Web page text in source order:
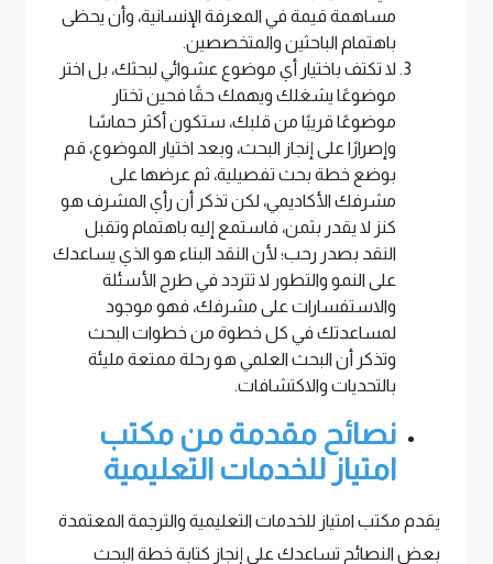
مساهمة قيمة في المعرفة الإنسانية، وأن يحظى
باهتمام الباحثين والمتخصصين.
لا تكتف باختيار أي موضوع عشوائي لبحثك، بل اختر
موضوعًا يشغلك ويهمك حقًا فحين تختار
موضوعًا قريبًا من قلبك، ستكون أكثر حماسًا
وإصرارًا على إنجاز البحث، وبعد اختيار الموضوع، قم
بوضع خطة بحث تفصيلية، ثم عرضها على
مشرفك الأكاديمي، لكن تذكر أن رأي المشرف هو
كنز لا يقدر بثمن، فاستمع إليه باهتمام وتقبل
النقد بصدر رحب؛ لأن النقد البناء هو الذي يساعدك
على النمو والتطور لا تتردد في طرح الأسئلة
والاستفسارات على مشرفك، فهو موجود
لمساعدتك في كل خطوة من خطوات البحث
وتذكر أن البحث العلمي هو رحلة ممتعة مليئة
بالتحديات والاكتشافات.
نصائح مقدمة من مكتب
امتياز للخدمات التعليمية
يقدم مكتب امتياز للخدمات التعليمية والترجمة المعتمدة
بعض النصائح تساعدك على إنجاز كتابة خطة البحث